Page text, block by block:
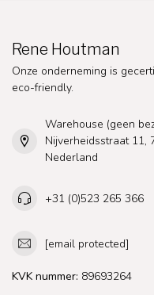
Rene Houtman
Onze onderneming is
eco-friendly.
Warehouse (geen
Nijverheidsstraat 11,
Nederland
+31 (0)523 265 366
[email protected]
KVK nummer: 89693264